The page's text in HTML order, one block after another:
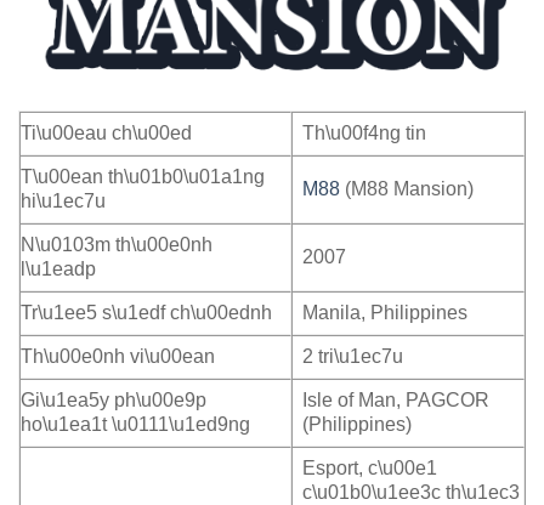
Ti\u00eau ch\u00ed Th\u00f4ng tin
T\u00ean th\u01b0\u01a1ng
hi\u1ec7u
M88(M88 Mansion)
N\u0103m th\u00e0nh
l\u1eadp
2007
Tr\u1ee5 s\u1edf ch\u00ednh Manila, Philippines
Th\u00e0nh vi\u00ean 2 tri\u1ec7u
Gi\u1ea5y ph\u00e9p
ho\u1ea1t \u0111\u1ed9ng
Isle of Man, PAGCOR
(Philippines)
Esport, c\u00e1
c\u01b0\u1ee3c th\u1ec3